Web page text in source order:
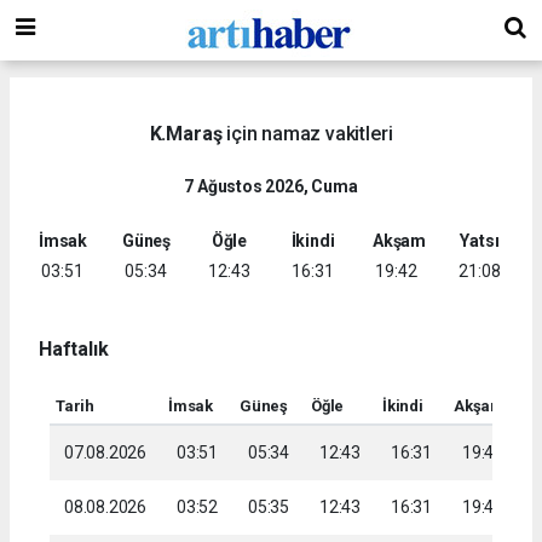
K.Maraşiçin namaz vakitleri
7 Ağustos 2026, Cuma
İmsak
03:51
Güneş
05:34
Öğle
12:43
İkindi
16:31
Akşam
19:42
Yatsı
21:08
Haftalık
Tarih İmsak Güneş Öğle İkindi Akşam
07.08.2026 03:51 05:34 12:43 16:31 19:42
08.08.2026 03:52 05:35 12:43 16:31 19:40